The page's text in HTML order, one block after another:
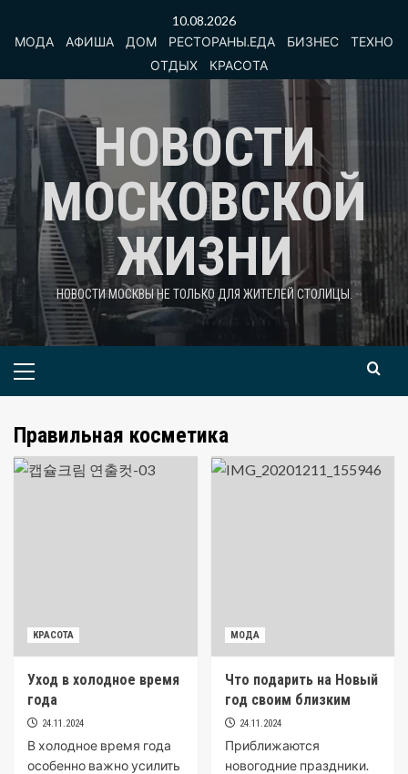
10.08.2026
МОДА
АФИША ДОМ РЕСТОРАНЫ.ЕДА БИЗНЕС
ТЕХНО
ОТДЫХ
КРАСОТА
НОВОСТИ
МОСКОВСКОЙ
ЖИЗНИ
НОВОСТИ МОСКВЫ НЕ ТОЛЬКО ДЛЯ ЖИТЕЛЕЙ СТОЛИЦЫ.
Основное
Правильная косметика
КРАСОТА
Уход в холодное время
года
24.11.2024
В холодное время года
особенно важно усилить
МОДА
Что подарить на Новый
год своим близким
24.11.2024
Приближаются
новогодние праздники.